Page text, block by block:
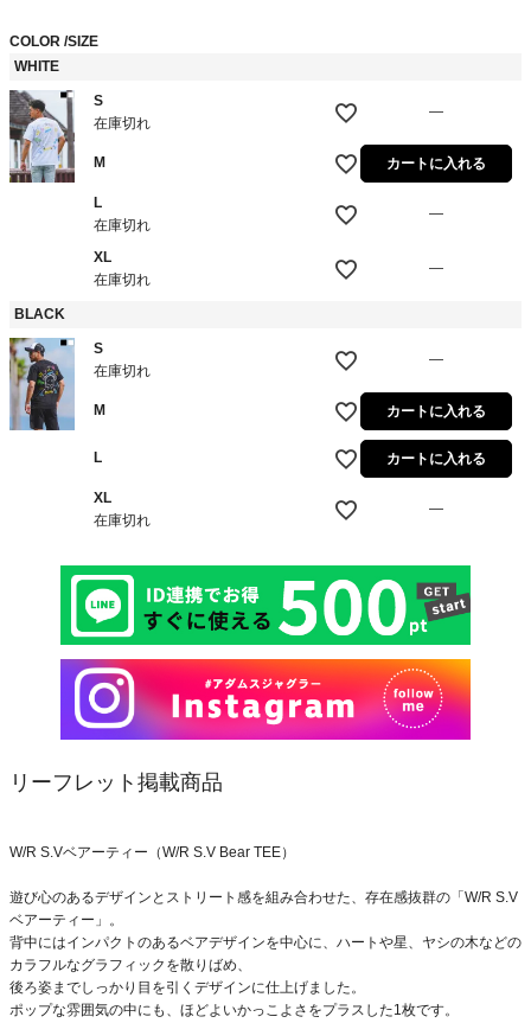
COLOR SIZE
WHITE
S
在庫切れ
—
M カートに入れる
L
在庫切れ
—
XL
在庫切れ
—
BLACK
S
在庫切れ
—
M カートに入れる
L カートに入れる
XL
在庫切れ
—
リーフレット掲載商品
W/R S.Vベアーティー（W/R S.V Bear TEE）
遊び心のあるデザインとストリート感を組み合わせた、存在感抜群の「W/R S.V
ベアーティー」。
背中にはインパクトのあるベアデザインを中心に、ハートや星、ヤシの木などの
カラフルなグラフィックを散りばめ、
後ろ姿までしっかり目を引くデザインに仕上げました。
ポップな雰囲気の中にも、ほどよいかっこよさをプラスした1枚です。